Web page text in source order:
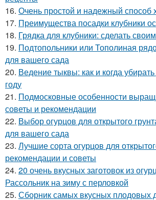
16. Очень простой и надежный способ
17. Преимущества посадки клубники
18. Грядка для клубники: сделать
19. Подтопольники или Тополиная
для вашего сада
20. Ведение тыквы: как и когда
году
21. Подмосковные особенности
советы и рекомендации
22. Выбор огурцов для открытого
для вашего сада
23. Лучшие сорта огурцов для
рекомендации и советы
24. 20 очень вкусных заготовок из
Рассольник на зиму с перловкой
25. Сборник самых вкусных плодовых